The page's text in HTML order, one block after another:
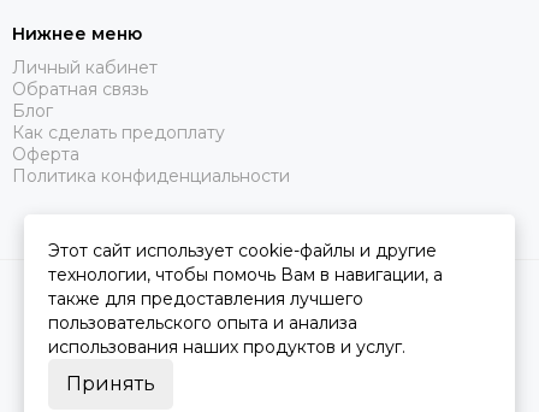
Нижнее меню
Личный кабинет
Обратная связь
Блог
Как сделать предоплату
Оферта
Политика конфиденциальности
2026 © Царство Сна.Карта сайта
Этот сайт использует cookie-файлы и другие
технологии, чтобы помочь Вам в навигации, а
также для предоставления лучшего
пользовательского опыта и анализа
использования наших продуктов и услуг.
Принять